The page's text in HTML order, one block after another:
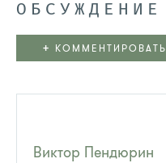
ОБСУЖДЕНИЕ
+ КОММЕНТИРОВАТЬ
Виктор Пендюрин